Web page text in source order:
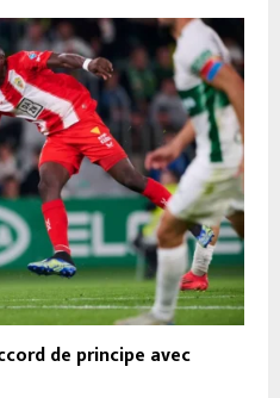
de principe avec